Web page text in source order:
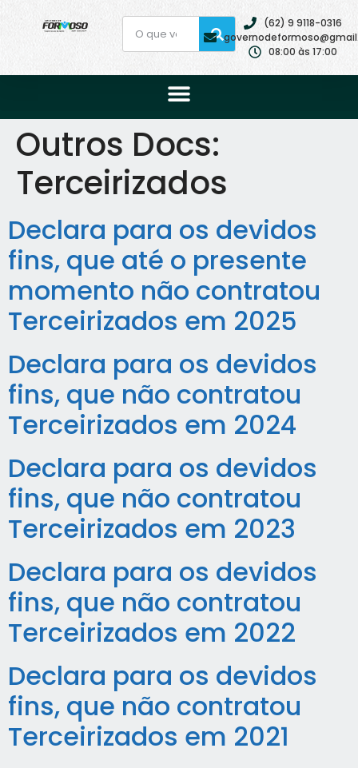
(62) 9 9118-0316
08:00 às 17:00
Outros Docs:
Terceirizados
Declara para os devidos
fins, que até o presente
momento não contratou
Terceirizados em 2025
Declara para os devidos
fins, que não contratou
Terceirizados em 2024
Declara para os devidos
fins, que não contratou
Terceirizados em 2023
Declara para os devidos
fins, que não contratou
Terceirizados em 2022
Declara para os devidos
fins, que não contratou
Terceirizados em 2021